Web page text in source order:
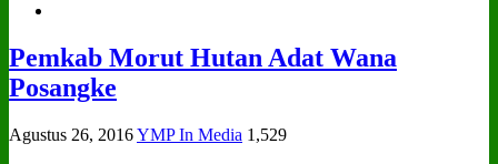
Pemkab Morut Hutan Adat Wana
Posangke
Agustus 26, 2016YMP In Media 1,529